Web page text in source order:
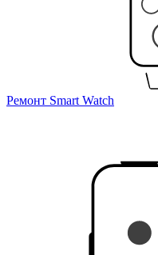
Ремонт Smart Watch